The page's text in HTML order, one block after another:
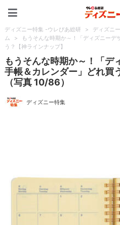
ディズニー特集 -ウレぴあ総研 > ディズニ
ム
>
もうそんな時期か～！「ディズニー
う？【神ラインナップ】
もうそんな時期か～！「
手帳＆カレンダー」どれ買
（写真 10/86）
ディズニー特集